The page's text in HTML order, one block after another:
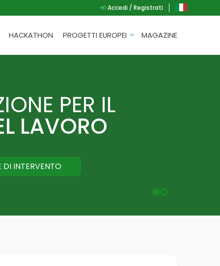
Accedi / Registrati
HACKATHON PROGETTI EUROPEI
G.A.D.
G.A.M.E.
SPEAK UP FOR YOURSELF
MAGAZINE
PER IL
LAVORO
DI INTERVENTO